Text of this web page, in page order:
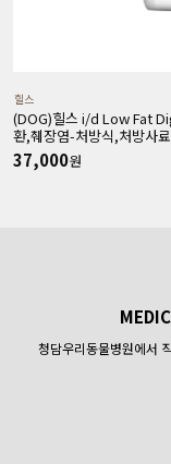
힐스
(DOG)힐스 i/d Low Fat
환,췌장염-처방식,처방사료
37,000원
청담우리동물병원에서